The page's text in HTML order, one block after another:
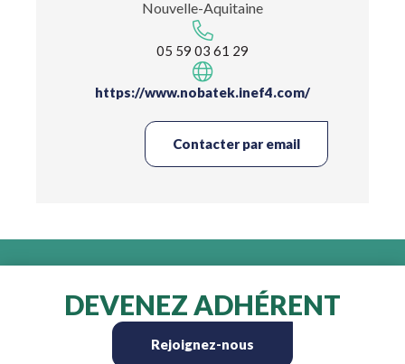
Nouvelle-Aquitaine
05 59 03 61 29
https://www.nobatek.inef4.com/
Contacter par email
DEVENEZ ADHÉRENT
Rejoignez-nous